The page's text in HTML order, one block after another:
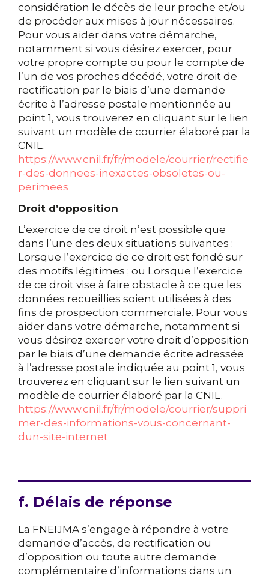
considération le décès de leur proche et/ou
de procéder aux mises à jour nécessaires.
Pour vous aider dans votre démarche,
notamment si vous désirez exercer, pour
votre propre compte ou pour le compte de
l’un de vos proches décédé, votre droit de
rectification par le biais d’une demande
écrite à l’adresse postale mentionnée au
point 1, vous trouverez en cliquant sur le lien
suivant un modèle de courrier élaboré par la
CNIL.
https://www.cnil.fr/fr/modele/courrier/rectifie
r-des-donnees-inexactes-obsoletes-ou-
perimees
Droit d’opposition
L’exercice de ce droit n’est possible que
dans l’une des deux situations suivantes :
Lorsque l’exercice de ce droit est fondé sur
des motifs légitimes ; ou Lorsque l’exercice
de ce droit vise à faire obstacle à ce que les
données recueillies soient utilisées à des
fins de prospection commerciale. Pour vous
aider dans votre démarche, notamment si
vous désirez exercer votre droit d’opposition
par le biais d’une demande écrite adressée
à l’adresse postale indiquée au point 1, vous
trouverez en cliquant sur le lien suivant un
modèle de courrier élaboré par la CNIL.
https://www.cnil.fr/fr/modele/courrier/suppri
mer-des-informations-vous-concernant-
dun-site-internet
f. Délais de réponse
La FNEIJMA s’engage à répondre à votre
demande d’accès, de rectification ou
d’opposition ou toute autre demande
complémentaire d’informations dans un